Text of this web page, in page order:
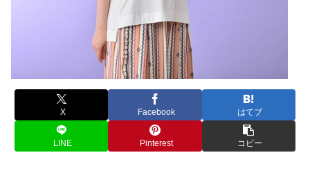
X Facebook はてブ
LINE Pinterest コピー